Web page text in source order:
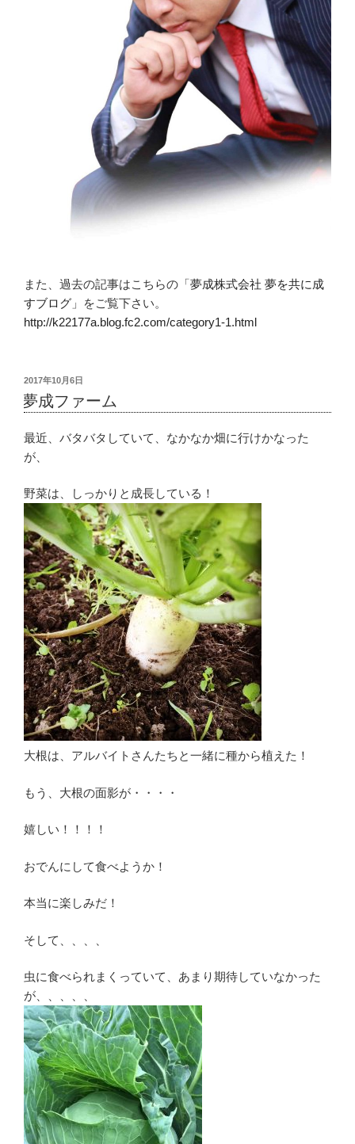
また、過去の記事はこちらの「夢成株式会社 夢を共に成
すブログ 」をご覧下さい。
http://k22177a.blog.fc2.com/category1-1.html
投
稿
日:
2017年10月6日
夢成ファーム
最近、バタバタしていて、なかなか畑に行けかなった
が、
野菜は、しっかりと成長している！
大根は、アルバイトさんたちと一緒に種から植えた！
もう、大根の面影が・・・・
嬉しい！！！！
おでんにして食べようか！
本当に楽しみだ！
そして、、、、
虫に食べられまくっていて、あまり期待していなかった
が、、、、、